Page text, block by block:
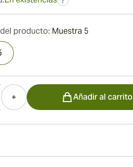
producto: Muestra 5
Añadir al carrito